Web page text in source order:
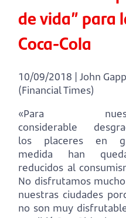
de vida” para
Coca-Cola
10/09/2018 | John
(Financial Times)
«Para
considerable
los placeres en
medida han
reducidos al
No disfrutamos
nuestras ciudades
no son muy